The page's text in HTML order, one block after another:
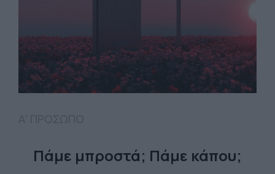
Πάμε μπροστά; Πάμε κάπου;